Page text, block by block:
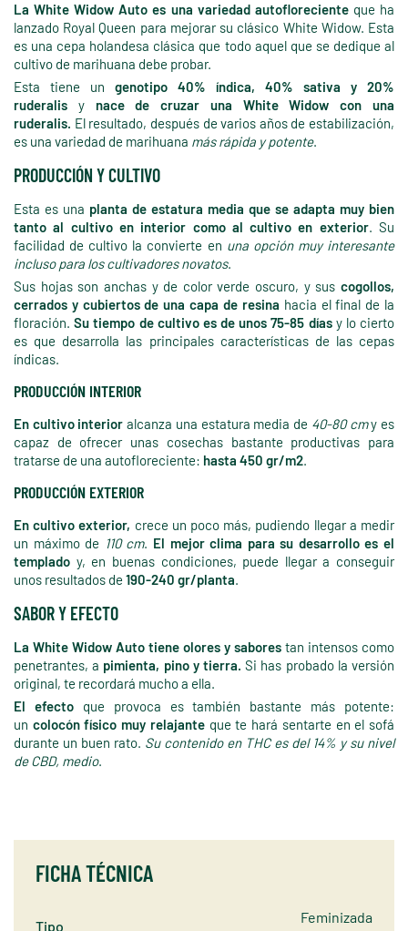
La White Widow Auto es una variedad autoflorecienteque ha
lanzado Royal Queen para mejorar su clásico White Widow. Esta
es una cepa holandesa clásica que todo aquel que se dedique al
cultivo de marihuana debe probar.
Esta tiene un genotipo 40% índica, 40% sativa y 20%
ruderalis y nace de cruzar una White Widow con una
ruderalis. El resultado, después de varios años de estabilización,
es una variedad de marihuana más rápida y potente.
PRODUCCIÓN Y CULTIVO
Esta es una planta de estatura media que se adapta muy bien
tanto al cultivo en interior como al cultivo en exterior. Su
facilidad de cultivo la convierte en una opción muy interesante
incluso para los cultivadores novatos.
Sus hojas son anchas y de color verde oscuro, y sus cogollos,
cerrados y cubiertos de una capa de resina hacia el final de la
floración. Su tiempo de cultivo es de unos 75-85 díasy lo cierto
es que desarrolla las principales características de las cepas
índicas.
PRODUCCIÓN INTERIOR
En cultivo interior alcanza una estatura media de 40-80 cmy es
capaz de ofrecer unas cosechas bastante productivas para
tratarse de una autofloreciente: hasta 450 gr/m2.
PRODUCCIÓN EXTERIOR
En cultivo exterior, crece un poco más, pudiendo llegar a medir
un máximo de 110 cm. El mejor clima para su desarrollo es el
templado y, en buenas condiciones, puede llegar a conseguir
unos resultados de 190-240 gr/planta.
SABOR Y EFECTO
La White Widow Auto tiene olores y sabores tan intensos como
penetrantes, a pimienta, pino y tierra. Si has probado la versión
original, te recordará mucho a ella.
El efectoque provoca es también bastante más potente:
un colocón físico muy relajante que te hará sentarte en el sofá
durante un buen rato. Su contenido en THC es del 14% y su nivel
de CBD, medio.
FICHA TÉCNICA
Tipo
Feminizada